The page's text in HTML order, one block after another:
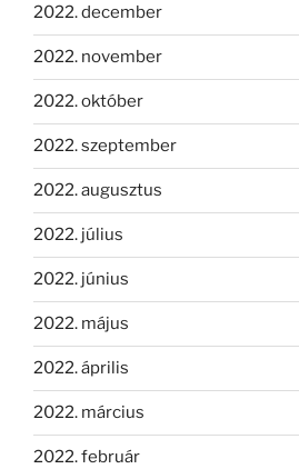
2022. december
2022. november
2022. október
2022. szeptember
2022. augusztus
2022. július
2022. június
2022. május
2022. április
2022. március
2022. február